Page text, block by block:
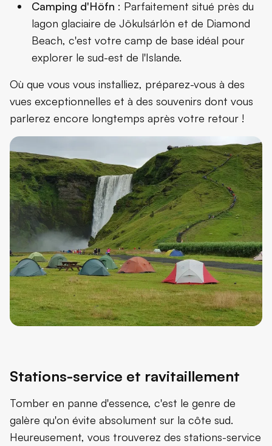
Camping d'Höfn : Parfaitement situé près du
lagon glaciaire de Jökulsárlón et de Diamond
Beach, c'est votre camp de base idéal pour
explorer le sud-est de l'Islande.
Où que vous vous installiez, préparez-vous à des
vues exceptionnelles et à des souvenirs dont vous
parlerez encore longtemps après votre retour !
Stations-service et ravitaillement
Tomber en panne d'essence, c'est le genre de
galère qu'on évite absolument sur la côte sud.
Heureusement, vous trouverez des stations-service